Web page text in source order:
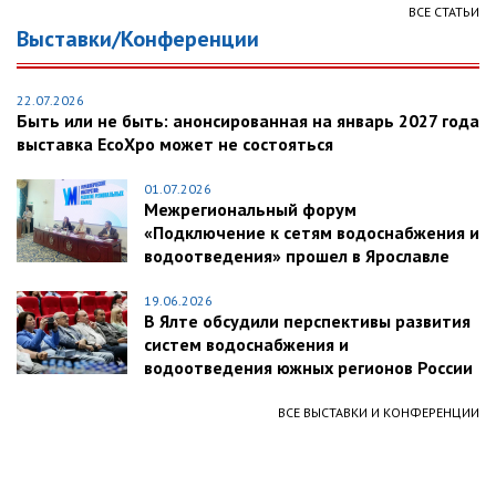
ВСЕ СТАТЬИ
Выставки/Конференции
22.07.2026
Быть или не быть: анонсированная на январь 2027 года
выставка EcoXpo может не состояться
01.07.2026
Межрегиональный форум
«Подключение к сетям водоснабжения и
водоотведения» прошел в Ярославле
19.06.2026
В Ялте обсудили перспективы развития
систем водоснабжения и
водоотведения южных регионов России
ВСЕ ВЫСТАВКИ И КОНФЕРЕНЦИИ